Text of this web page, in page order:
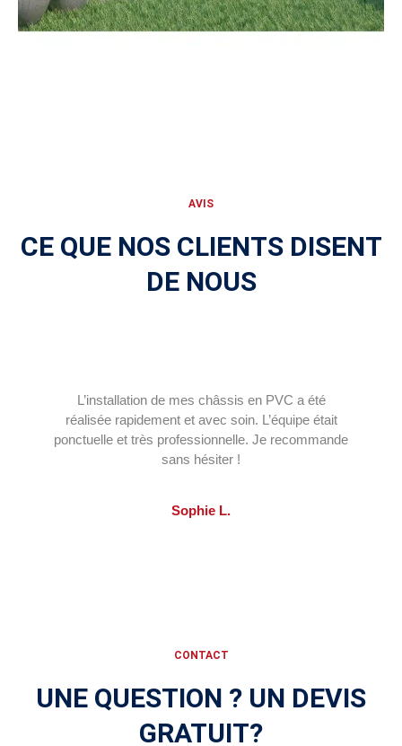
AVIS
CE QUE NOS CLIENTS DISENT
DE NOUS
L’installation de mes châssis en PVC a été
réalisée rapidement et avec soin. L’équipe était
ponctuelle et très professionnelle. Je recommande
sans hésiter !
Sophie L.
CONTACT
UNE QUESTION ? UN DEVIS
GRATUIT?